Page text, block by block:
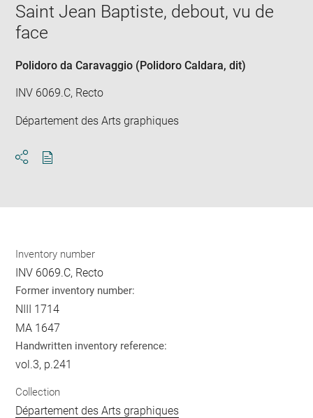
Saint Jean Baptiste, debout, vu de
face
Polidoro da Caravaggio (Polidoro Caldara, dit)
INV 6069.C, Recto
Département des Arts graphiques
Inventory number
INV 6069.C, Recto
Former inventory number:
NIII 1714
MA 1647
Handwritten inventory reference:
vol.3, p.241
Collection
Département des Arts graphiques